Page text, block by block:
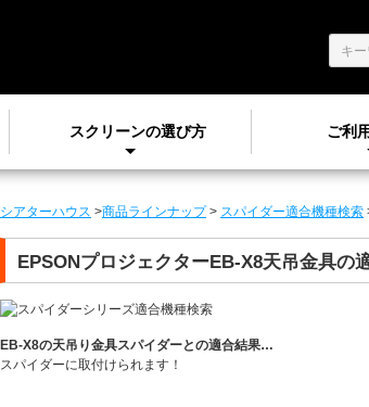
スクリーンの選び方 ご利
シアターハウス >商品ラインナップ> スパイダー適合機種検索
EPSONプロジェクターEB-X8天吊金具の
EB-X8の天吊り金具スパイダーとの適合結果…
スパイダーに取付けられます！